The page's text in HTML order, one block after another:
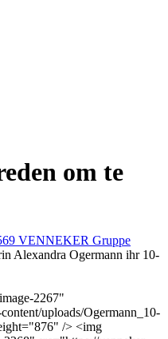
om te
VENNEKER Gruppe
Alexandra Ogermann ihr 10-
2267"
uploads/Ogermann_10-
/> <img